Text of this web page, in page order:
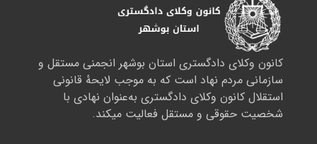
کانون وکلای دادگستری استان بوشهر انجمنی مستقل و
سازمانی مردم نهاد است که به موجب لایحهٔ قانونی
استقلال کانون وکلای دادگستری به‌عنوان نهادی با
شخصیت حقوقی و مستقل فعالیت میکند.